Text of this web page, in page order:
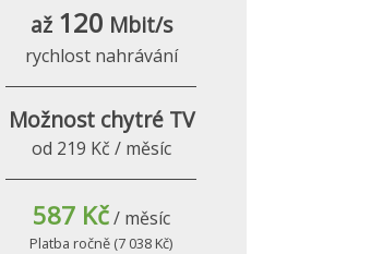
až 120 Mbit/s
rychlost nahrávání
Možnost chytré TV
od 219 Kč / měsíc
587 Kč/ měsíc
Platba ročně (7 038 Kč)